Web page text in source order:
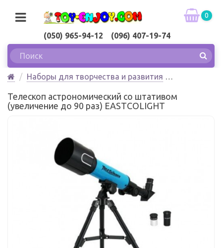
(050) 965-94-12 (096) 407-19-74
0
Наборы для творчества и развития
Телескоп астрономический со штативом
(увеличение до 90 раз) EASTCOLIGHT
Телескоп астрономический со штативом
(увеличение до 90 раз) EASTCOLIGHT